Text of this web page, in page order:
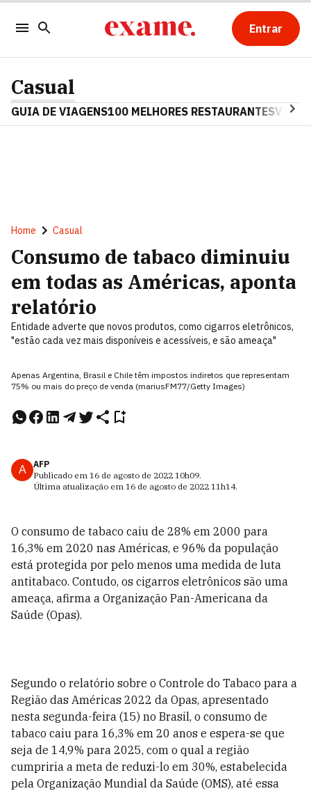
Entrar
Casual
GUIA DE VIAGENS100 MELHORES RESTAURANTES
Home Casual
Consumo de tabaco diminuiu
em todas as Américas, aponta
relatório
Entidade adverte que novos produtos, como cigarros eletrônicos,
"estão cada vez mais disponíveis e acessíveis, e são ameaça"
Apenas Argentina, Brasil e Chile têm impostos indiretos que representam
75% ou mais do preço de venda (mariusFM77/Getty Images)
A
AFP
Publicado em 16 de agosto de 2022 10h09.
Última atualização em 16 de agosto de 2022 11h14.
O consumo de tabaco caiu de 28% em 2000 para
16,3% em 2020 nas Américas, e 96% da população
está protegida por pelo menos uma medida de luta
antitabaco. Contudo, os cigarros eletrônicos são uma
ameaça, afirma a Organização Pan-Americana da
Saúde (Opas).
Segundo o relatório sobre o Controle do Tabaco para a
Região das Américas 2022 da Opas, apresentado
nesta segunda-feira (15) no Brasil, o consumo de
tabaco caiu para 16,3% em 20 anos e espera-se que
seja de 14,9% para 2025, com o qual a região
cumpriria a meta de reduzi-lo em 30%, estabelecida
pela Organização Mundial da Saúde (OMS), até essa